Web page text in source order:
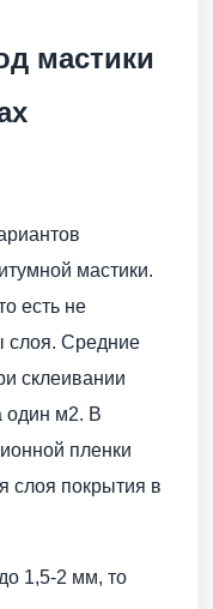
мастики
мастики.
есть не
слоя. Средние
склеивании
один м2. В
пленки
слоя покрытия в
1,5-2 мм, то